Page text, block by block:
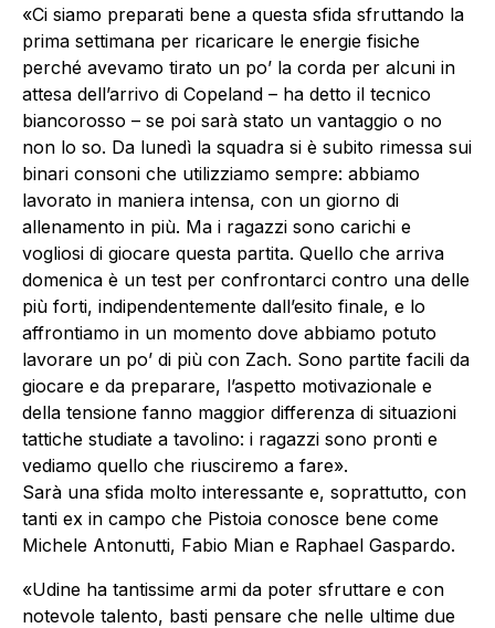
«Ci siamo preparati bene a questa sfida sfruttando la
prima settimana per ricaricare le energie fisiche
perché avevamo tirato un po’ la corda per alcuni in
attesa dell’arrivo di Copeland – ha detto il tecnico
biancorosso – se poi sarà stato un vantaggio o no
non lo so. Da lunedì la squadra si è subito rimessa sui
binari consoni che utilizziamo sempre: abbiamo
lavorato in maniera intensa, con un giorno di
allenamento in più. Ma i ragazzi sono carichi e
vogliosi di giocare questa partita. Quello che arriva
domenica è un test per confrontarci contro una delle
più forti, indipendentemente dall’esito finale, e lo
affrontiamo in un momento dove abbiamo potuto
lavorare un po’ di più con Zach. Sono partite facili da
giocare e da preparare, l’aspetto motivazionale e
della tensione fanno maggior differenza di situazioni
tattiche studiate a tavolino: i ragazzi sono pronti e
vediamo quello che riusciremo a fare».
Sarà una sfida molto interessante e, soprattutto, con
tanti ex in campo che Pistoia conosce bene come
Michele Antonutti, Fabio Mian e Raphael Gaspardo.
«Udine ha tantissime armi da poter sfruttare e con
notevole talento, basti pensare che nelle ultime due